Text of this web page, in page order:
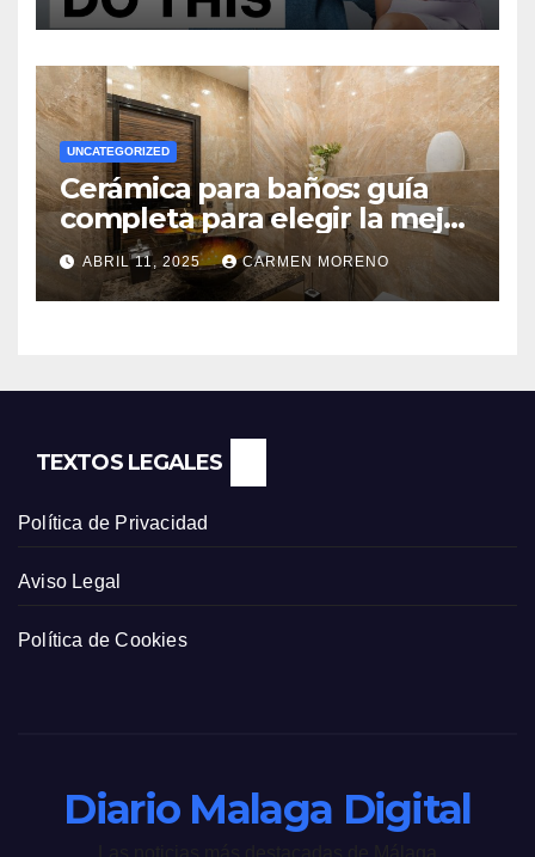
UNCATEGORIZED
Cerámica para baños: guía
completa para elegir la mejor
opción
ABRIL 11, 2025 CARMEN MORENO
TEXTOS LEGALES
Política de Privacidad
Aviso Legal
Política de Cookies
Diario Malaga Digital